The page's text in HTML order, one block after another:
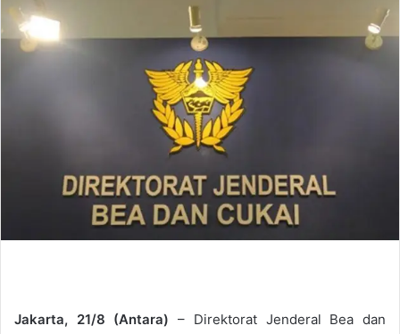
Jakarta, 21/8 (Antara) – Direktorat Jenderal Bea dan